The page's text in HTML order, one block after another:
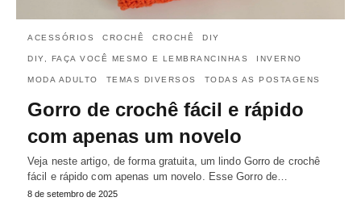
ACESSÓRIOS CROCHÊ CROCHÊ DIY
DIY, FAÇA VOCÊ MESMO E LEMBRANCINHAS INVERNO
MODA ADULTO TEMAS DIVERSOS TODAS AS POSTAGENS
Gorro de crochê fácil e rápido
com apenas um novelo
Veja neste artigo, de forma gratuita, um lindo Gorro de crochê
fácil e rápido com apenas um novelo. Esse Gorro de…
8 de setembro de 2025